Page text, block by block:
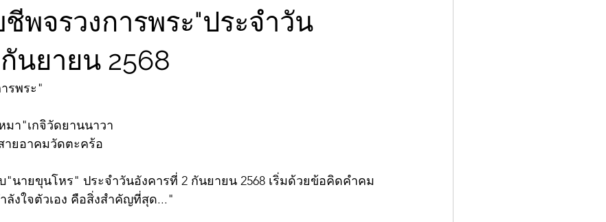
พจรวงการพระ"ประจำวัน
นยายน 2568
รพระ"
มา"เกจิวัดยานนาวา
ยอาคมวัดตะคร้อ
นายขุนโหร" ประจำวันอังคารที่ 2 กันยายน 2568 เริ่มด้วยข้อคิดคำคม
ลังใจตัวเอง คือสิ่งสำคัญที่สุด..."